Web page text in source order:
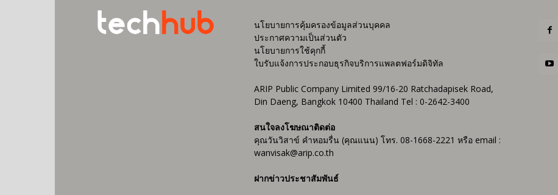
นโยบายการคุ้มครองข้อมูลส่วนบุคคล
ประกาศความเป็นส่วนตัว
นโยบายการใช้คุกกี้
ใบรับแจ้งการประกอบธุรกิจบริการแพลตฟอร์มดิจิทัล
ARIP Public Company Limited 99/16-20 Ratchadapisek Road,
Din Daeng, Bangkok 10400 Thailand Tel : 0-2642-3400
สนใจลงโฆษณาติดต่อ
คุณวันวิสาข์ คำหอมรื่น (คุณแนน) โทร. 08-1668-2221 หรือ email :
wanvisak@arip.co.th
ฝากข่าวประชาสัมพันธ์